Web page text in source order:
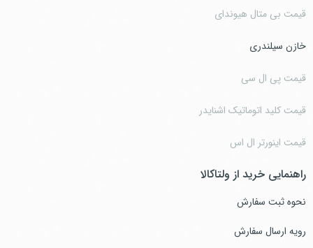
قیمت بی متال هیوندای
خازن سیلندری
قیمت پی ال سی
قیمت کلید اتوماتیک اشنایدر
قیمت اینورتر ال اس
راهنمایی خرید از ولتاکالا
نحوه ثبت سفارش
رویه ارسال سفارش